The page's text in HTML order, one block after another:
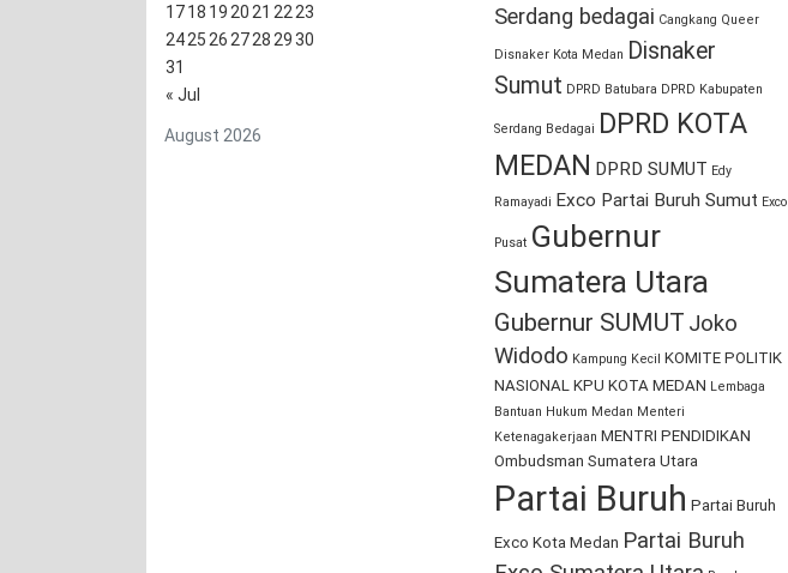
August 2026
« Jul
1718 19 20 21 22 23
2425 26 2728 2930
31
Serdang bedagai Cangkang Queer
Disnaker Kota Medan Disnaker
Sumut DPRD Batubara DPRD Kabupaten
Serdang Bedagai DPRD KOTA
MEDAN DPRD SUMUT Edy
Ramayadi Exco Partai Buruh Sumut Exco
Pusat Gubernur
Sumatera Utara
Gubernur SUMUT Joko
Widodo Kampung Kecil KOMITE POLITIK
NASIONAL KPU KOTA MEDAN Lembaga
Bantuan Hukum Medan Menteri
Ketenagakerjaan MENTRI PENDIDIKAN
Ombudsman Sumatera Utara
Partai Buruh Partai Buruh
Exco Kota Medan Partai Buruh